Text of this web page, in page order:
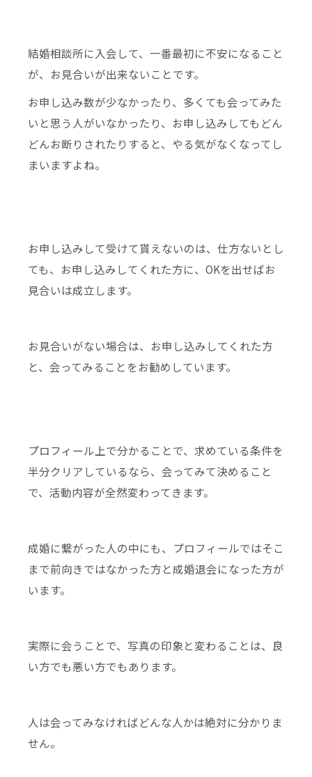
結婚相談所に入会して、一番最初に不安になること
が、お見合いが出来ないことです。
お申し込み数が少なかったり、多くても会ってみた
いと思う人がいなかったり、お申し込みしてもどん
どんお断りされたりすると、やる気がなくなってし
まいますよね。
お申し込みして受けて貰えないのは、仕方ないとし
ても、お申し込みしてくれた方に、OKを出せばお
見合いは成立します。
お見合いがない場合は、お申し込みしてくれた方
と、会ってみることをお勧めしています。
プロフィール上で分かることで、求めている条件を
半分クリアしているなら、会ってみて決めること
で、活動内容が全然変わってきます。
成婚に繋がった人の中にも、プロフィールではそこ
まで前向きではなかった方と成婚退会になった方が
います。
実際に会うことで、写真の印象と変わることは、良
い方でも悪い方でもあります。
人は会ってみなければどんな人かは絶対に分かりま
せん。